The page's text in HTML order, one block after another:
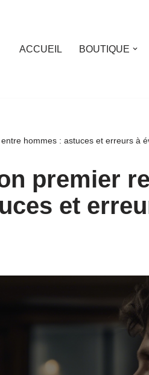
ACCUEIL BOUTIQUE
hommes : astuces et erreurs à
premier
et